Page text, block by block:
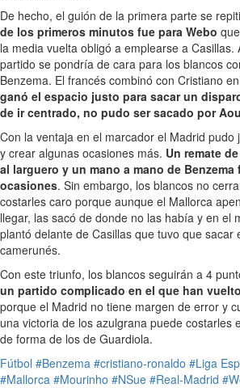
De hecho, el guión de la primera parte se
de los primeros minutos fue para Webo
la media vuelta obligó a emplearse a Casillas.
partido se pondría de cara para los blancos
Benzema. El francés combinó con Cristiano
ganó el espacio justo para sacar un
de ir centrado, no pudo ser sacado por
Con la ventaja en el marcador el Madrid pudo
y crear algunas ocasiones más. Un remate
al larguero y un mano a mano de
ocasiones. Sin embargo, los blancos no
costarles caro porque aunque el Mallorca
llegar, las sacó de donde no las había y en el
plantó delante de Casillas que tuvo que sacar
camerunés.
Con este triunfo, los blancos seguirán a 4
un partido complicado en el que han
porque el Madrid no tiene margen de error y
una victoria de los azulgrana puede costarles
de forma de los de Guardiola.
Fútbol #Benzema #cristiano-ronaldo #Liga
#Mallorca #Mourinho #NSue #Real-Madrid